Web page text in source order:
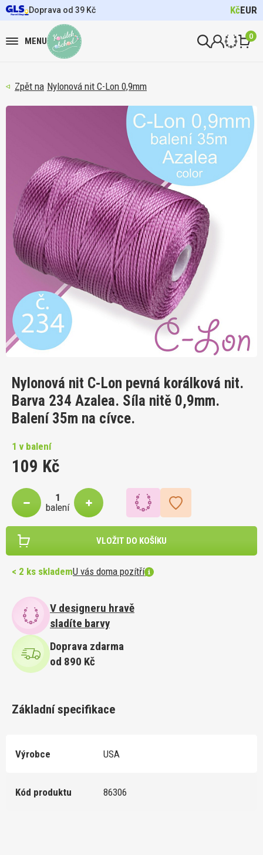
Doprava od 39 Kč KčEUR
MENU 0
Nylonová nit C-Lon 0,9mm
Nylonová nit C-Lon pevná korálková nit.
Barva 234 Azalea. Síla nitě 0,9mm.
Balení 35m na cívce.
1 v balení
109 Kč
balení
VLOŽIT DO KOŠÍKU
< 2 ks sklademU vás doma pozítří
V designeru hravě
sladíte barvy
Doprava zdarma
od 890 Kč
Základní specifikace
Výrobce USA
Kód produktu 86306